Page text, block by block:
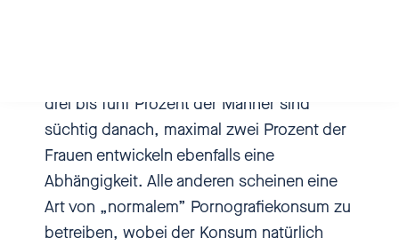
erleben sie häufig auch weniger
Lust beim
Pornografiekonsumieren oder
auch beim Masturbieren dazu.
Und ja, da tut sich eine immer
größere Diskrepanz auch auf,
drei bis fünf Prozent der Männer sind
süchtig danach, maximal zwei Prozent der
Frauen entwickeln ebenfalls eine
Abhängigkeit. Alle anderen scheinen eine
Art von „normalem” Pornografiekonsum zu
betreiben, wobei der Konsum natürlich